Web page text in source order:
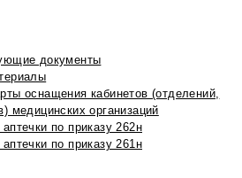
документы
оснащения кабинетов (отделений,
медицинских организаций
по приказу 262н
по приказу 261н